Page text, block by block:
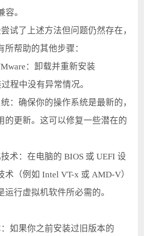
。
了上述方法但问题仍然存在，
帮助的其他步骤：
：卸载并重新安装
程中没有异常情况。
确保你的操作系统是最新的，
的更新。这可以修复一些潜在的
：在电脑的 BIOS 或 UEFI 设
术（例如 Intel VT-x 或 AMD-V）
行虚拟机软件所必需的。
果你之前安装过旧版本的